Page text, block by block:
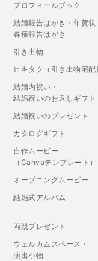
プロフィールブック
結婚報告はがき・年賀状
各種報告はがき
引き出物
ヒキタク（引き出物宅配
結婚内祝い・
結婚祝いのお返しギフト
結婚祝いのプレゼント
カタログギフト
自作ムービー
（Canvaテンプレート）
オープニングムービー
結婚式アルバム
両親プレゼント
ウェルカムスペース・
演出小物